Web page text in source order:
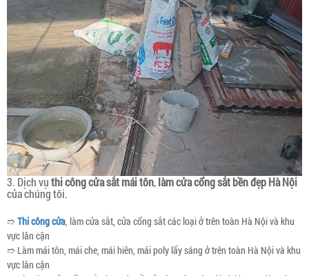
3. Dịch vụthi công cửa sắt mái tôn,làm cửa cổng sắt bền đẹp Hà Nội
của chúng tôi.
➱ Thi công cửa, làm cửa sắt, cửa cổng sắt các loại ở trên toàn Hà Nội và khu
vực lân cận
➱ Làm mái tôn, mái che, mái hiên, mái poly lấy sáng ở trên toàn Hà Nội và khu
vực lân cận